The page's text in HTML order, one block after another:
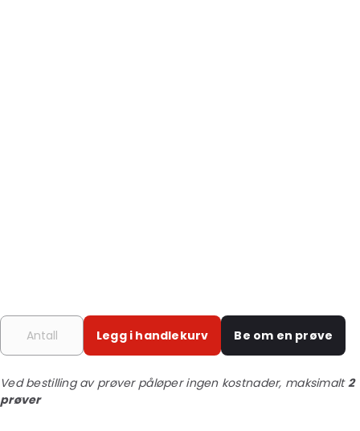
Legg i handlekurv Be om en prøve
Ved bestilling av prøver påløper ingen kostnader, maksimalt2
prøver